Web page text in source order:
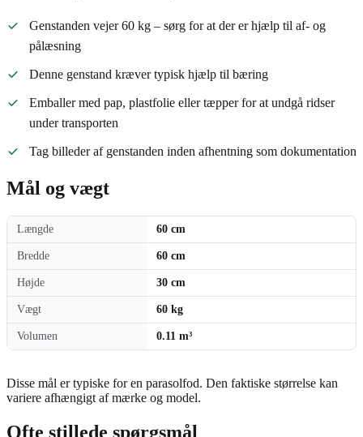
Genstanden vejer 60 kg – sørg for at der er hjælp til af- og
pålæsning
Denne genstand kræver typisk hjælp til bæring
Emballer med pap, plastfolie eller tæpper for at undgå ridser
under transporten
Tag billeder af genstanden inden afhentning som dokumentation
Mål og vægt
Længde 60 cm
Bredde 60 cm
Højde 30 cm
Vægt 60 kg
Volumen 0.11 m³
Disse mål er typiske for en parasolfod. Den faktiske størrelse kan
variere afhængigt af mærke og model.
Ofte stillede spørgsmål